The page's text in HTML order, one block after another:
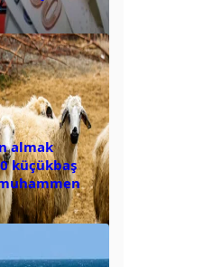
almak
küçükbaş